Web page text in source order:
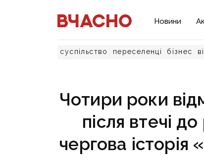
Новини
суспільство переселенці бізнес
Чотири роки
після втечі
чергова історія